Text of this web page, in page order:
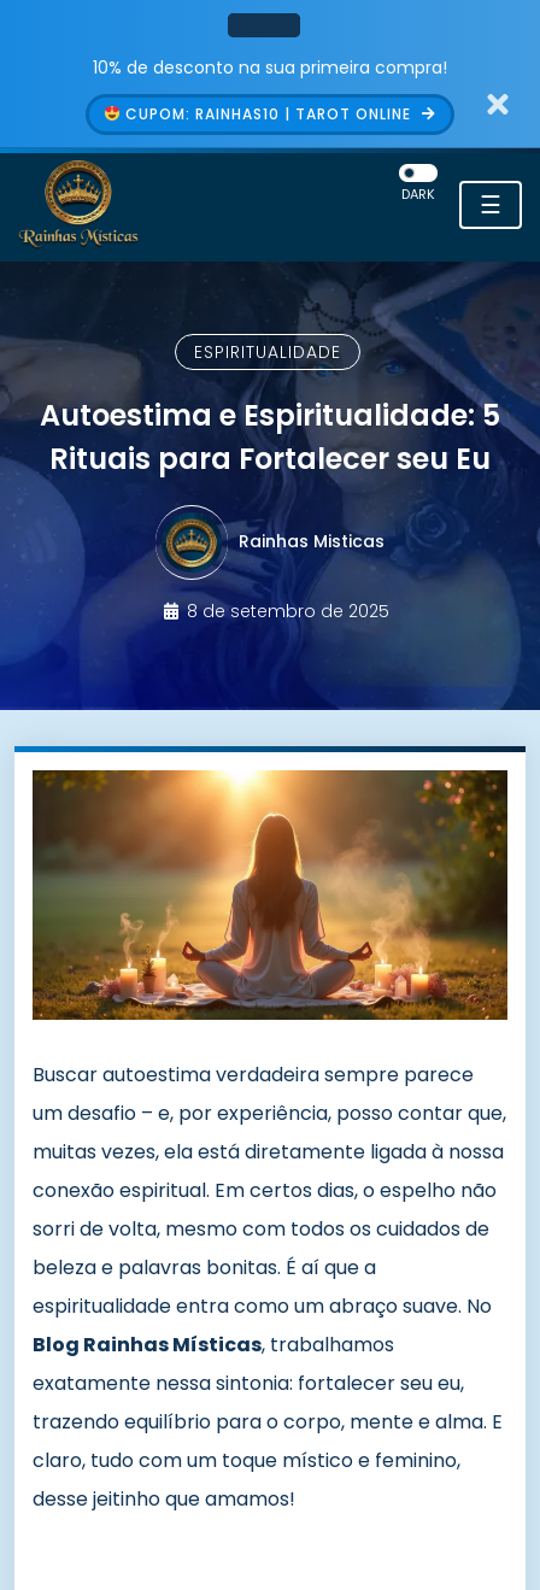
10% de desconto na sua primeira compra!
CUPOM: RAINHAS10 | TAROT ONLINE
☰
DARK
ESPIRITUALIDADE
Autoestima e Espiritualidade: 5
Rituais para Fortalecer seu Eu
Rainhas Misticas
8 de setembro de 2025
Buscar autoestima verdadeira sempre parece
um desafio – e, por experiência, posso contar que,
muitas vezes, ela está diretamente ligada à nossa
conexão espiritual. Em certos dias, o espelho não
sorri de volta, mesmo com todos os cuidados de
beleza e palavras bonitas. É aí que a
espiritualidade entra como um abraço suave. No
Blog Rainhas Místicas, trabalhamos
exatamente nessa sintonia: fortalecer seu eu,
trazendo equilíbrio para o corpo, mente e alma. E
claro, tudo com um toque místico e feminino,
desse jeitinho que amamos!